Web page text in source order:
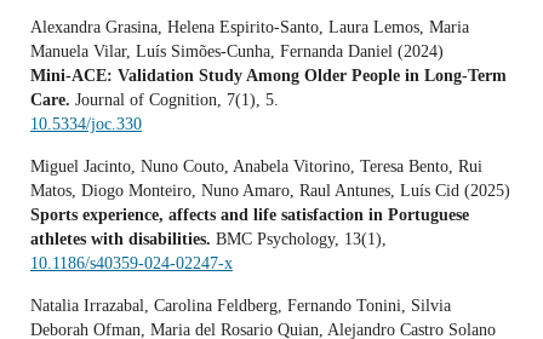
Alexandra Grasina, Helena Espirito-Santo, Laura Lemos, Maria
Manuela Vilar, Luís Simões-Cunha, Fernanda Daniel (2024)
Mini-ACE: Validation Study Among Older People in Long-Term
Care. Journal of Cognition, 7(1), 5.
10.5334/joc.330
Miguel Jacinto, Nuno Couto, Anabela Vitorino, Teresa Bento, Rui
Matos, Diogo Monteiro, Nuno Amaro, Raul Antunes, Luís Cid (2025)
Sports experience, affects and life satisfaction in Portuguese
athletes with disabilities. BMC Psychology, 13(1),
10.1186/s40359-024-02247-x
Natalia Irrazabal, Carolina Feldberg, Fernando Tonini, Silvia
Deborah Ofman, Maria del Rosario Quian, Alejandro Castro Solano